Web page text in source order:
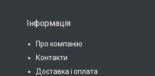
Інформація
Про компанію
Контакти
Доставка і оплата